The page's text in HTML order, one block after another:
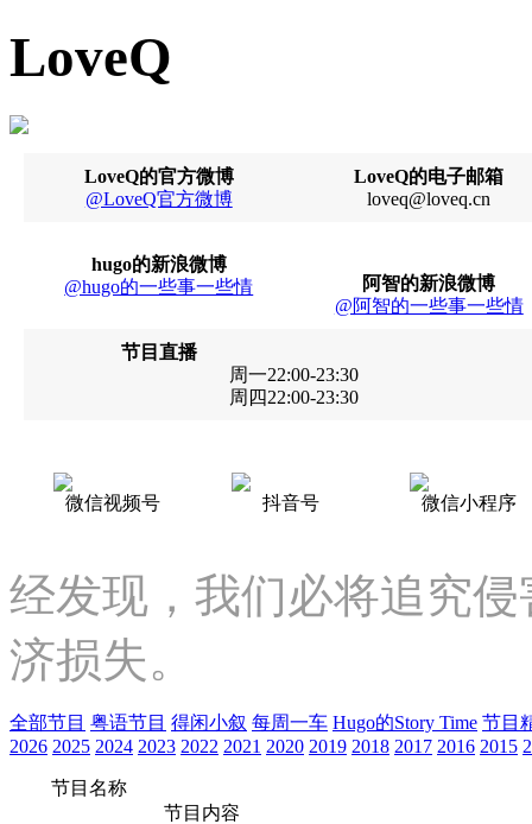
LoveQ
LoveQ的电子邮箱
loveq@loveq.cn
LoveQ的官方微博
@LoveQ官方微博
阿智的新浪微博
@阿智的一些事一些情
hugo的新浪微博
@hugo的一些事一些情
节目直播
周一22:00-23:30
周四22:00-23:30
微信视频号 抖音号 微信小程序
经发现，我们必将追究
济损失。
全部节目 粤语节目 得闲小叙 每周一车 Hugo的Story Time 节目
2026 2025 2024 2023 2022 2021 2020 2019 2018 2017 2016 2015
节目名称
节目内容